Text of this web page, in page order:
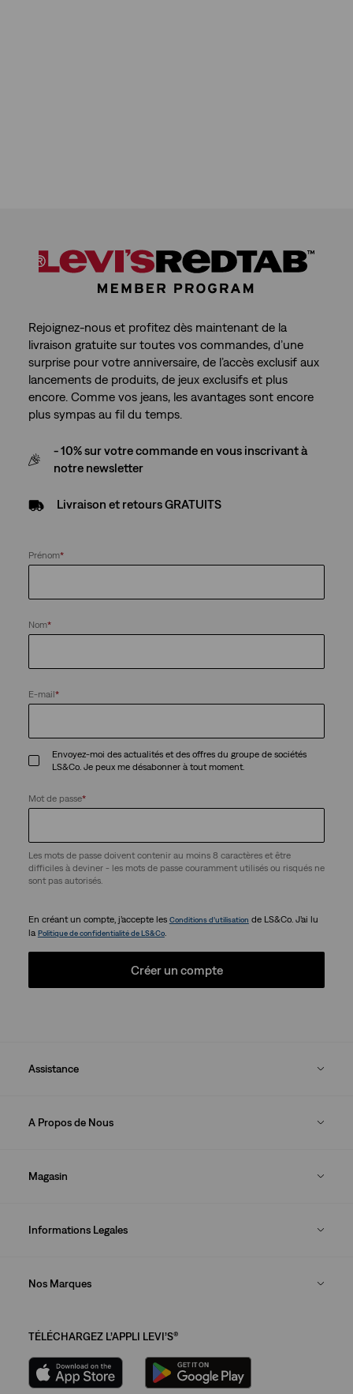
Rejoignez-nous et profitez dès maintenant de la
livraison gratuite sur toutes vos commandes, d’une
surprise pour votre anniversaire, de l’accès exclusif aux
lancements de produits, de jeux exclusifs et plus
encore. Comme vos jeans, les avantages sont encore
plus sympas au fil du temps.
- 10% sur votre commande en vous inscrivant à
notre newsletter
Livraison et retours GRATUITS
Prénom*
Nom*
E-mail*
Envoyez-moi des actualités et des offres du groupe de sociétés
LS&Co. Je peux me désabonner à tout moment.
Mot de passe*
Les mots de passe doivent contenir au moins 8 caractères et être
difficiles à deviner - les mots de passe couramment utilisés ou risqués ne
sont pas autorisés.
En créant un compte, j’accepte les Conditions d’utilisation de LS&Co. J’ai lu
la Politique de confidentialité de LS&Co.
Créer un compte
Assistance
A Propos de Nous
Magasin
Informations Legales
Nos Marques
TÉLÉCHARGEZ L’APPLI LEVI’S®